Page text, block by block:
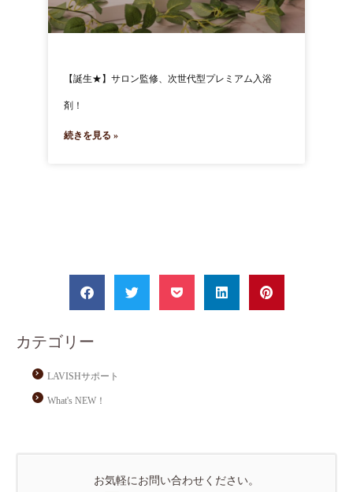
【誕生★】サロン監修、次世代型プレミアム入浴
剤！
続きを見る »
カテゴリー
LAVISHサポート
What's NEW！
お気軽にお問い合わせください。